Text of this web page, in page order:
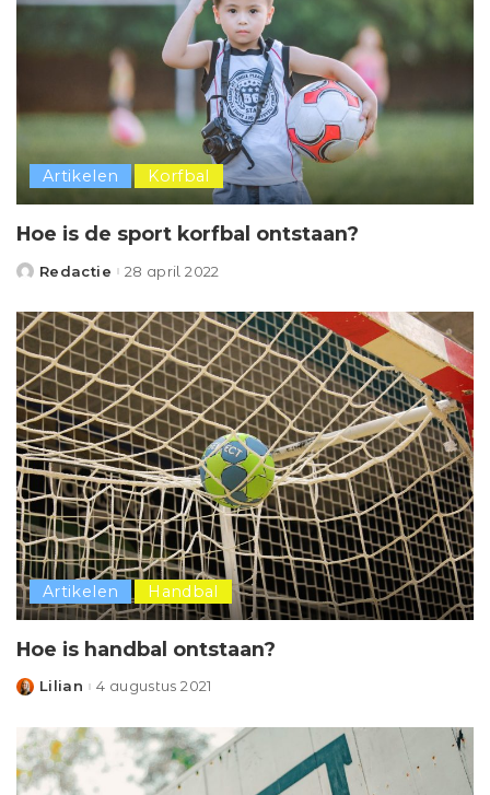
Artikelen Korfbal
Hoe is de sport korfbal ontstaan?
Posted
Redactie 28 april 2022
Artikelen Handbal
Hoe is handbal ontstaan?
Posted
Lilian 4 augustus 2021